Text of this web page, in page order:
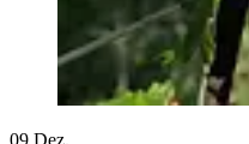
09 Dez.